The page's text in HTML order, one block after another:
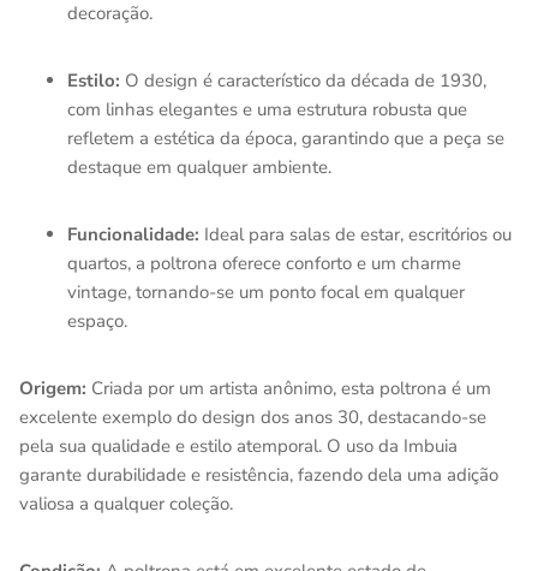
decoração.
Estilo: O design é característico da década de 1930,
com linhas elegantes e uma estrutura robusta que
refletem a estética da época, garantindo que a peça se
destaque em qualquer ambiente.
Funcionalidade: Ideal para salas de estar, escritórios ou
quartos, a poltrona oferece conforto e um charme
vintage, tornando-se um ponto focal em qualquer
espaço.
Origem: Criada por um artista anônimo, esta poltrona é um
excelente exemplo do design dos anos 30, destacando-se
pela sua qualidade e estilo atemporal. O uso da Imbuia
garante durabilidade e resistência, fazendo dela uma adição
valiosa a qualquer coleção.